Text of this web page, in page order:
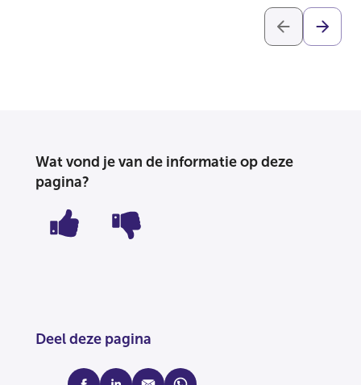
Wat vond je van de informatie op deze
pagina?
Deel deze pagina
facebooklinkedinmail whatsapp